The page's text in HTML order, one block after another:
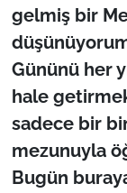
gelmiş bir
Gününü her
hale
sadece bir
mezunuyla
Bugün